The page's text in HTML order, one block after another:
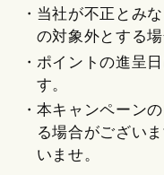
当社が不正とみ
の対象外とする
ポイントの進呈
す。
本キャンペーン
る場合がござい
いませ。